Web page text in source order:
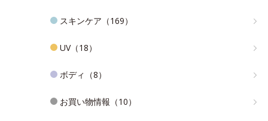
スキンケア（169）
UV（18）
ボディ（8）
お買い物情報（10）